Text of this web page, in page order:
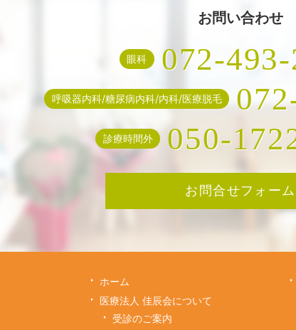
お問い合わせ
眼科 072-
呼吸器内科/糖尿病内科/内科/医療脱毛
診療時間外 050-
お問合せフォーム
ホーム
医療法人 佳辰会について
受診のご案内